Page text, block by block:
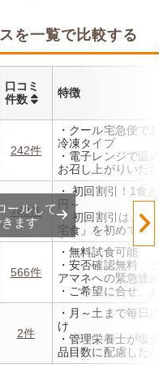
を一覧で比較する
口コミ
件数
特徴
242件
・クール宅急便で
冷凍タイプ
・電子レンジで温
お召し上がりいただ
・メニューの組み
理栄養士にお任せ
・定期は通常価格
んと20％OFF！
762件
・ 初回割引！1食あ
円～
・ 初回割引は、「
宅食」を初めて利用
方、または6か月以
お休みされている
なります。※「好
ず」「好い日の御
外
・香り、風味、食
るよう冷蔵でお届け
・日替わりの献立
らご利用可能
566件
・無料試食可能
・安否確認無料 ご
アマネへの緊急連絡
・ご希望に合せ、
食、アレルギーに無
・1回だけ、1食だ
もOK
2件
・月～土まで毎日
け
・管理栄養士が塩
品目数に配慮した
・自社工場で厳格
ールして
ます